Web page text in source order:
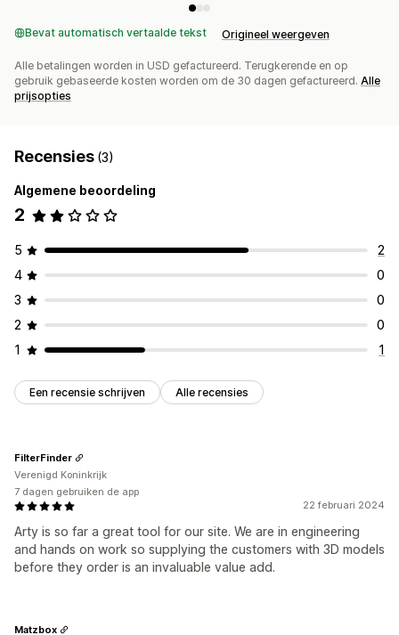
Bevat automatisch vertaalde tekst Origineel weergeven
Alle betalingen worden in USD gefactureerd. Terugkerende en op
gebruik gebaseerde kosten worden om de 30 dagen gefactureerd. Alle
prijsopties
Recensies (3)
Algemene beoordeling
2
5
2
4
0
3
0
2
0
1
1
Een recensie schrijven Alle recensies
22 februari 2024
Arty is so far a great tool for our site. We are in engineering
and hands on work so supplying the customers with 3D models
before they order is an invaluable value add.
FilterFinder
Verenigd Koninkrijk
7 dagen gebruiken de app
Matzbox